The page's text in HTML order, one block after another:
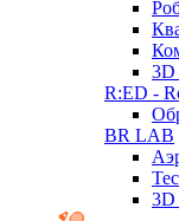
3D
R:ED -
BR LAB
3D